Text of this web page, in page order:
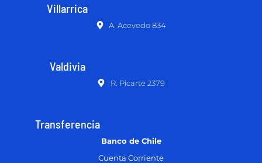
Villarrica
A. Acevedo 834
Valdivia
R. Picarte 2379
Transferencia
Banco de Chile
Cuenta Corriente